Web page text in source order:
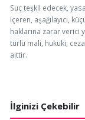
Suç teşkil edecek,
içeren, aşağılayıcı,
haklarına zarar
türlü mali, hukuki,
aittir.
İlginizi Çekebilir